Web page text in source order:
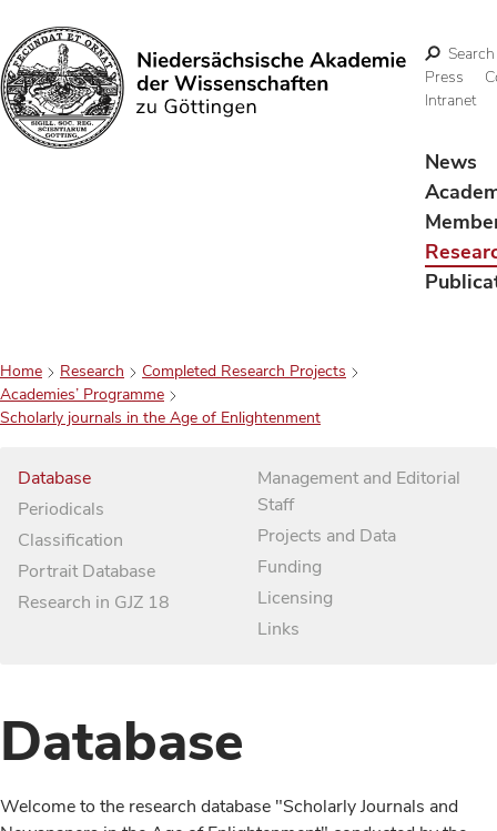
Search
Search
Press
Intranet
News
Home Research
Completed Research Projects
Academies’ Programme
Scholarly journals in the Age of Enlightenment
Database
Periodicals
Classification
Portrait Database
Research in GJZ 18
Management and Editorial
Staff
Projects and Data
Funding
Licensing
Links
Database
Welcome to the research database "Scholarly Journals and